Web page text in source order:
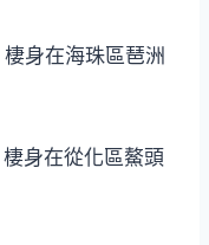
身在海珠區琶洲
身在從化區鰲頭